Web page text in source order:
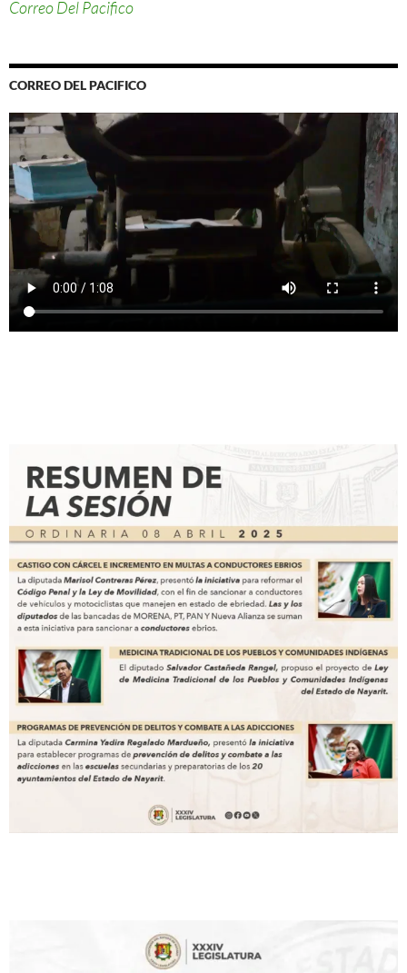
Correo Del Pacifico
CORREO DEL PACIFICO